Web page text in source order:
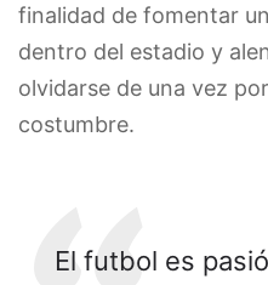
finalidad de fomentar
dentro del estadio y
olvidarse de una vez
costumbre.
El futbol es